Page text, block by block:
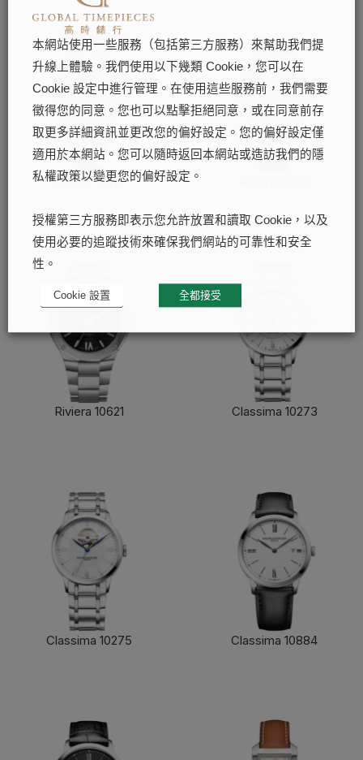
Riviera 10612
Riviera 10621
Classima 10273
Classima 10275
Classima 10884
本網站使用一些服務（包括第三方服務）來幫助我們提
升線上體驗。我們使用以下幾類 Cookie，您可以在
Cookie 設定中進行管理。在使用這些服務前，我們需要
徵得您的同意。您也可以點擊拒絕同意，或在同意前存
取更多詳細資訊並更改您的偏好設定。您的偏好設定僅
適用於本網站。您可以隨時返回本網站或造訪我們的隱
私權政策以變更您的偏好設定。
授權第三方服務即表示您允許放置和讀取 Cookie，以及
使用必要的追蹤技術來確保我們網站的可靠性和安全
性。
Cookie 設置 全都接受